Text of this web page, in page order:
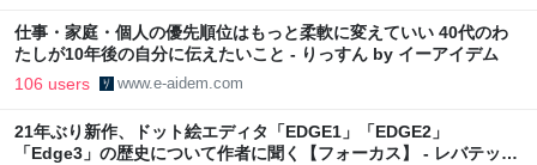
仕事・家庭・個人の優先順位はもっと柔軟に変えていい 40代のわ
たしが10年後の自分に伝えたいこと - りっすん by イーアイデム
106 users www.e-aidem.com
21年ぶり新作、ドット絵エディタ「EDGE1」「EDGE2」
「Edge3」の歴史について作者に聞く【フォーカス】 - レバテック